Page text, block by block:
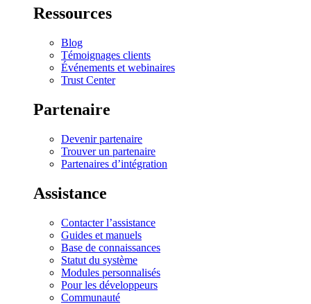
Ressources
Blog
Témoignages clients
Événements et webinaires
Trust Center
Partenaire
Devenir partenaire
Trouver un partenaire
Partenaires d’intégration
Assistance
Contacter l’assistance
Guides et manuels
Base de connaissances
Statut du système
Modules personnalisés
Pour les développeurs
Communauté